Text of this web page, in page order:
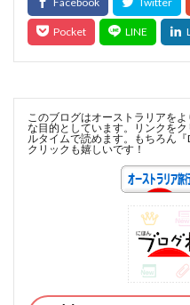
このブログはオーストラリアを
な目的としています。リンクを
ルタイムで読めます。もちろん
クリックも嬉しいです！